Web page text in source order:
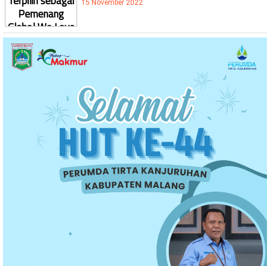
15 November 2022